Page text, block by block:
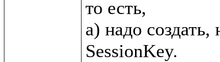
то есть,
a) надо
SessionKey.